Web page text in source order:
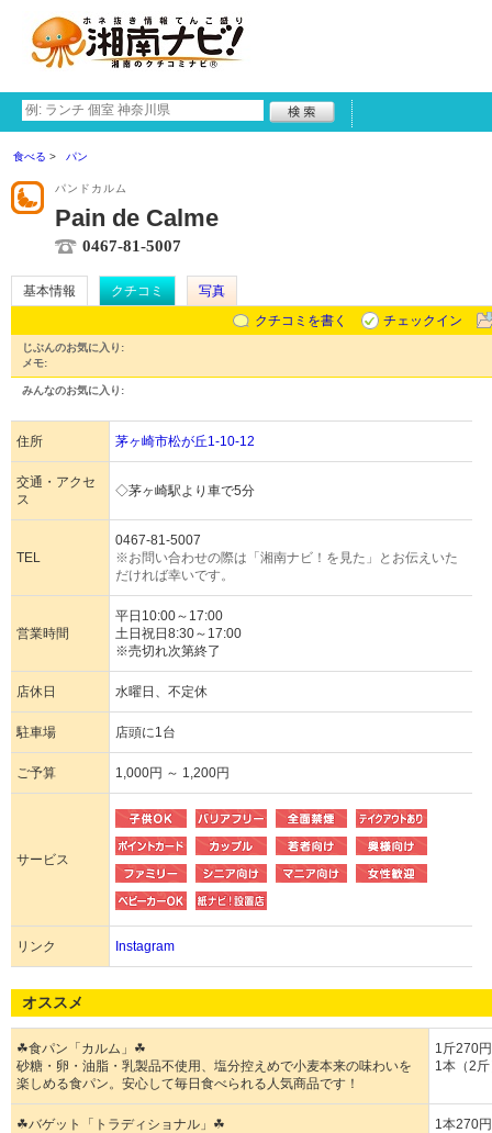
食べる パン
パンドカルム
Pain de Calme
0467-81-5007
基本情報 クチコミ
写真
クチコミを書く
チェックイン
じぶんのお気に入り:
メモ:
みんなのお気に入り:
住所 茅ヶ崎市松が丘1-10-12
交通・アクセ
ス
◇茅ヶ崎駅より車で5分
TEL
0467-81-5007
※お問い合わせの際は「湘南ナビ！を見た」とお伝えいた
だければ幸いです。
営業時間
平日10:00～17:00
土日祝日8:30～17:00
※売切れ次第終了
店休日 水曜日、不定休
駐車場 店頭に1台
ご予算 1,000円 ～ 1,200円
サービス
リンク Instagram
オススメ
☘食パン「カルム」☘
砂糖・卵・油脂・乳製品不使用、塩分控えめで小麦本来の味わいを
楽しめる食パン。安心して毎日食べられる人気商品です！
1斤270円
1本（2
☘バゲット「トラディショナル」☘
1本270円